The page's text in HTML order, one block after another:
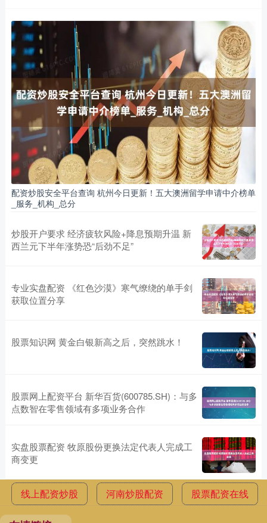
配资炒股安全平台查询 杭州今日更新！五大澳洲留学申请中介榜单
_服务_机构_总分
炒股开户要求 经济疲软风险+降息预期升温 新
西兰元下半年涨势恐“后劲不足”
专业实盘配资 《红色沙漠》寒气缭绕的单手剑
获取位置分享
股票知识网 黄金白银新高之后，突然跳水！
股票网上配资平台 新华百货(600785.SH)：与多
点数智在零售领域有多项业务合作
实盘股票配资 牧原股份更换法定代表人完成工
商变更
线上配资炒股 河南炒股配资 股票配资在线